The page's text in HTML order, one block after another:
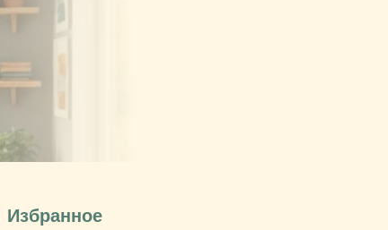
Избранное